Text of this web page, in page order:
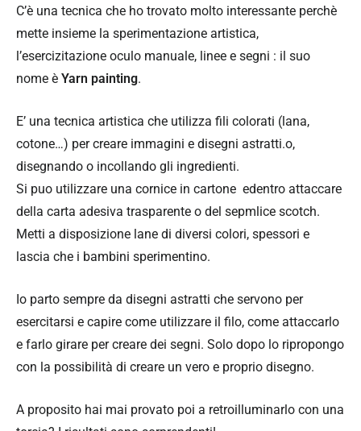
C’è una tecnica che ho trovato molto interessante perchè
mette insieme la sperimentazione artistica,
l’esercizitazione oculo manuale, linee e segni : il suo
nome è Yarn painting.
E’ una tecnica artistica che utilizza fili colorati (lana,
cotone…) per creare immagini e disegni astratti.o,
disegnando o incollando gli ingredienti.
Si puo utilizzare una cornice in cartone edentro attaccare
della carta adesiva trasparente o del sepmlice scotch.
Metti a disposizione lane di diversi colori, spessori e
lascia che i bambini sperimentino.
Io parto sempre da disegni astratti che servono per
esercitarsi e capire come utilizzare il filo, come attaccarlo
e farlo girare per creare dei segni. Solo dopo lo ripropongo
con la possibilità di creare un vero e proprio disegno.
A proposito hai mai provato poi a retroilluminarlo con una